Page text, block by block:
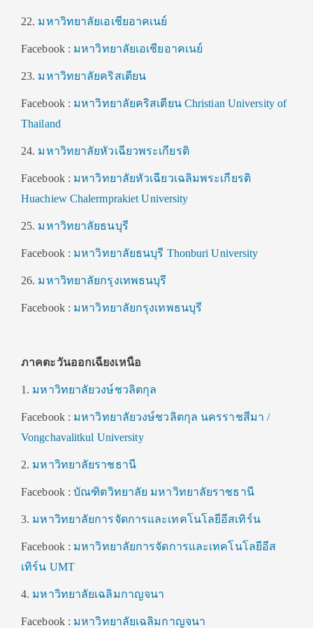
22. มหาวิทยาลัยเอเชียอาคเนย์
Facebook : มหาวิทยาลัยเอเชียอาคเนย์
23. มหาวิทยาลัยคริสเตียน
Facebook : มหาวิทยาลัยคริสเตียน Christian University of
Thailand
24. มหาวิทยาลัยหัวเฉียวพระเกียรติ
Facebook : มหาวิทยาลัยหัวเฉียวเฉลิมพระเกียรติ
Huachiew Chalermprakiet University
25. มหาวิทยาลัยธนบุรี
Facebook : มหาวิทยาลัยธนบุรี Thonburi University
26. มหาวิทยาลัยกรุงเทพธนบุรี
Facebook : มหาวิทยาลัยกรุงเทพธนบุรี
ภาคตะวันออกเฉียงเหนือ
1. มหาวิทยาลัยวงษ์ชวลิตกุล
Facebook : มหาวิทยาลัยวงษ์ชวลิตกุล นครราชสีมา /
Vongchavalitkul University
2. มหาวิทยาลัยราชธานี
Facebook :บัณฑิตวิทยาลัย มหาวิทยาลัยราชธานี
3. มหาวิทยาลัยการจัดการและเทคโนโลยีอีสเทิร์น
Facebook : มหาวิทยาลัยการจัดการและเทคโนโลยีอีส
เทิร์น UMT
4. มหาวิทยาลัยเฉลิมกาญจนา
Facebook : มหาวิทยาลัยเฉลิมกาญจนา